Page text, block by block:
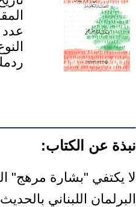
نبذة عن الكتاب:
لا يكتفي "بشارة مرهج"
البرلمان اللبناني